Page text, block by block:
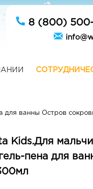
8 (800) 500-
для ванны Остров
Kids.Для
пена для